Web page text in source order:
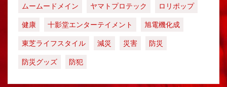
ムームードメイン
ヤマトプロテック
ロリポップ
健康
十影堂エンターテイメント
旭電機化成
東芝ライフスタイル
減災 災害
防災
防災グッズ
防犯